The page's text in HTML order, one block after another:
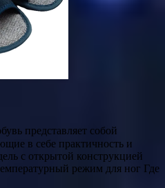
представляет собой
в себе практичность и
с открытой конструкцией
режим для ног Где